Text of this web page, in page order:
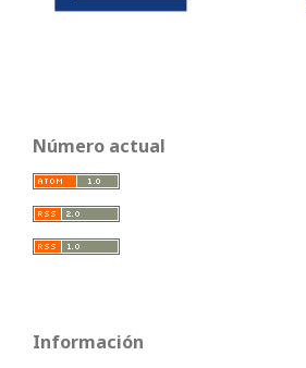
Número actual
Información